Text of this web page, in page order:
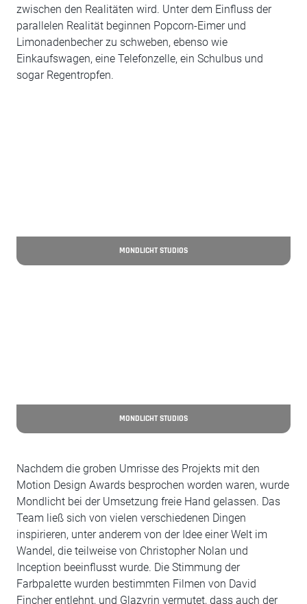
zwischen den Realitäten wird. Unter dem Einfluss der
parallelen Realität beginnen Popcorn-Eimer und
Limonadenbecher zu schweben, ebenso wie
Einkaufswagen, eine Telefonzelle, ein Schulbus und
sogar Regentropfen.
MONDLICHT STUDIOS
MONDLICHT STUDIOS
Nachdem die groben Umrisse des Projekts mit den
Motion Design Awards besprochen worden waren, wurde
Mondlicht bei der Umsetzung freie Hand gelassen. Das
Team ließ sich von vielen verschiedenen Dingen
inspirieren, unter anderem von der Idee einer Welt im
Wandel, die teilweise von Christopher Nolan und
Inception beeinflusst wurde. Die Stimmung der
Farbpalette wurden bestimmten Filmen von David
Fincher entlehnt, und Glazyrin vermutet, dass auch der